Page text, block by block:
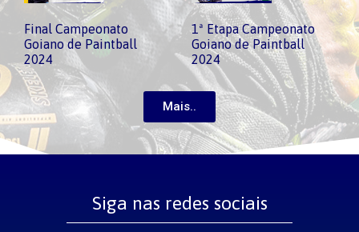
Final Campeonato
Goiano de Paintball
2024
1ª Etapa Campeonato
Goiano de Paintball
2024
Mais..
Siga nas redes sociais